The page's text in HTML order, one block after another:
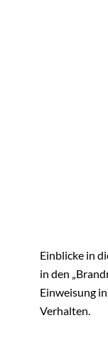
Einblicke in
in den
Einweisung
Verhalten.